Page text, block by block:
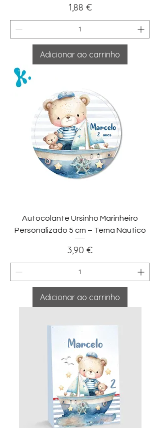
Preço
1,88 €
Adicionar ao carrinho
Autocolante Ursinho Marinheiro
Personalizado 5 cm – Tema Náutico
Preço
3,90 €
Adicionar ao carrinho